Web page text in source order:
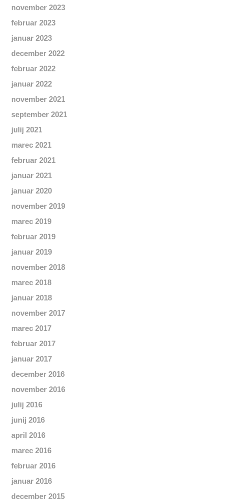
november 2023
februar 2023
januar 2023
december 2022
februar 2022
januar 2022
november 2021
september 2021
julij 2021
marec 2021
februar 2021
januar 2021
januar 2020
november 2019
marec 2019
februar 2019
januar 2019
november 2018
marec 2018
januar 2018
november 2017
marec 2017
februar 2017
januar 2017
december 2016
november 2016
julij 2016
junij 2016
april 2016
marec 2016
februar 2016
januar 2016
december 2015